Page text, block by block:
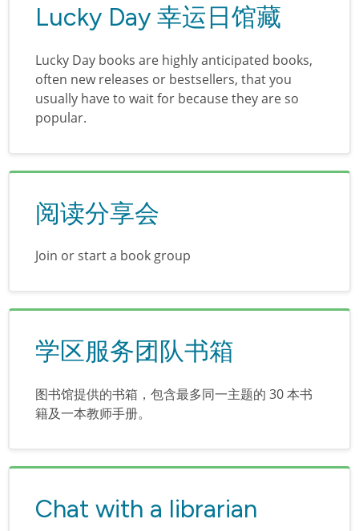
Lucky Day 幸运日馆藏
Lucky Day books are highly anticipated books,
often new releases or bestsellers, that you
usually have to wait for because they are so
popular.
阅读分享会
Join or start a book group
学区服务团队书箱
图书馆提供的书箱，包含最多同一主题的 30 本书
籍及一本教师手册。
Chat with a librarian